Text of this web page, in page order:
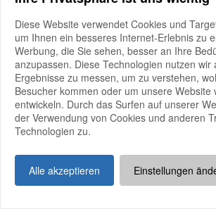
Diese Website verwendet Cookies und
um Ihnen ein besseres Internet-Erlebnis zu
Werbung, die Sie sehen, besser an Ihre
anzupassen. Diese Technologien nutzen wir
Ergebnisse zu messen, um zu verstehen,
Besucher kommen oder um unsere Website
entwickeln. Durch das Surfen auf unserer
der Verwendung von Cookies und anderen
Technologien zu.
Alle akzeptieren Einstellungen